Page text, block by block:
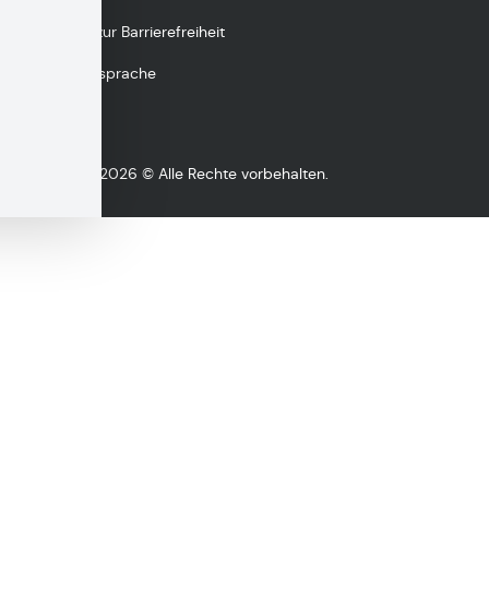
Erklärung zur Barrierefreiheit
Gebärdensprache
Copyright 2026 © Alle Rechte vorbehalten.